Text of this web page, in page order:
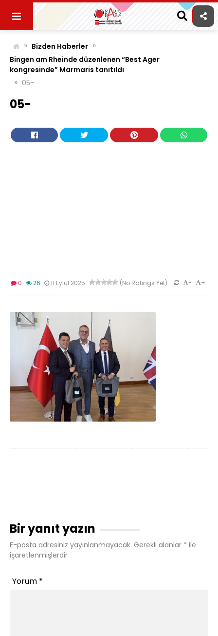
content
» Bizden Haberler »
Bingen am Rheinde düzenlenen “Best Ager
kongresinde” Marmaris tanıtıldı
» 05-
05-
0 26 11 Eylül 2025 (No Ratings Yet) +
-
Bir yanıt yazın
E-posta adresiniz yayınlanmayacak. Gerekli alanlar * ile
işaretlenmişlerdir
Yorum *